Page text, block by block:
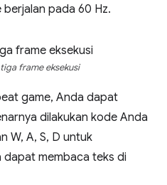
berjalan pada 60 Hz.
frame eksekusi
game, Anda dapat
dilakukan kode Anda
W, A, S, D untuk
membaca teks di